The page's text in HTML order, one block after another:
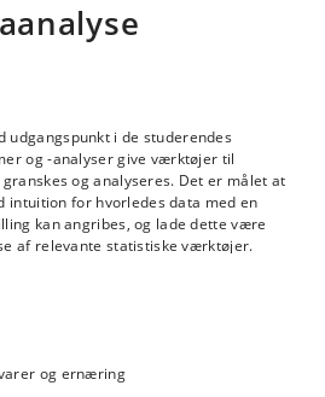
udgangspunkt i de studerendes
og -analyser give værktøjer til
og analyseres. Det er målet at
intuition for hvorledes data med en
kan angribes, og lade dette være
af relevante statistiske værktøjer.
emner som
sensorik, kostintervention mv.
forelæsninger, regneøvelser samt
og ernæring